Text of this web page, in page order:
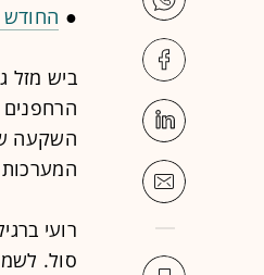
● החודש הכי
ביש מזל
רועי
סול.